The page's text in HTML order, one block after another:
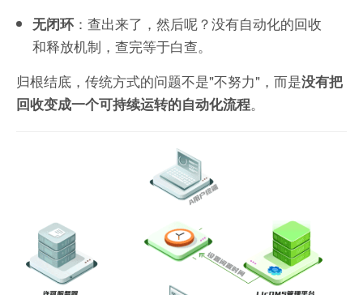
无闭环 ：查出来了，然后呢？没有自动化的回收
和释放机制，查完等于白查。
归根结底，传统方式的问题不是"不努力"，而是没有把
回收变成一个可持续运转的自动化流程。